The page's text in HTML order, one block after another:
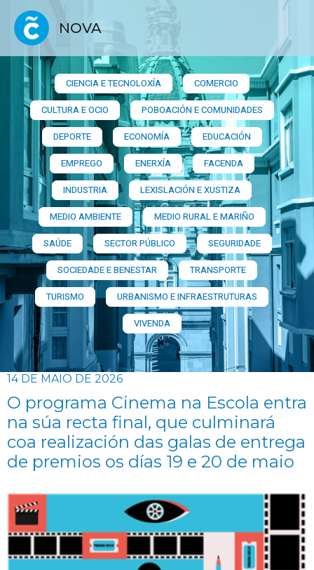
NOVA
CIENCIA E TECNOLOXÍA
COMERCIO
CULTURA E OCIO
POBOACIÓN E COMUNIDADES
DEPORTE
ECONOMÍA
EDUCACIÓN
EMPREGO
ENERXÍA
FACENDA
INDUSTRIA
LEXISLACIÓN E XUSTIZA
MEDIO AMBIENTE
MEDIO RURAL E MARIÑO
SAÚDE
SECTOR PÚBLICO
SEGURIDADE
SOCIEDADE E BENESTAR
TRANSPORTE
TURISMO
URBANISMO E INFRAESTRUTURAS
VIVENDA
14 DE MAIO DE 2026
O programa Cinema na Escola entra
na súa recta final, que culminará
coa realización das galas de entrega
de premios os días 19 e 20 de maio